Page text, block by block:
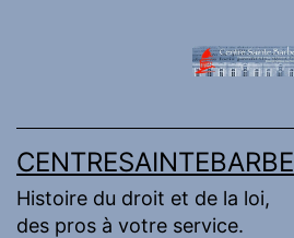
CENTRESAINTEBARBE
Histoire du droit et de la loi,
des pros à votre service.